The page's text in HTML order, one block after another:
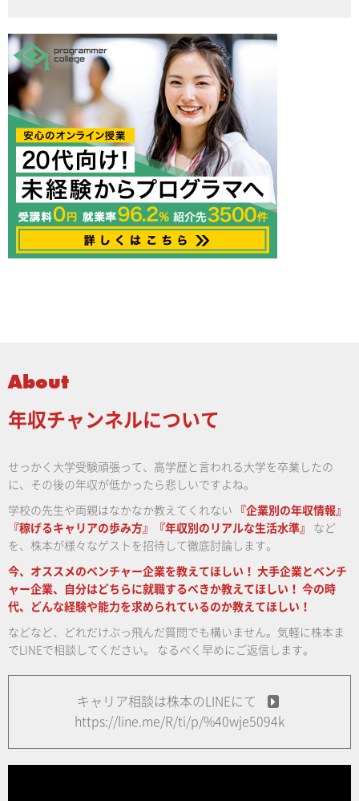
About
年収チャンネルについて
せっかく大学受験頑張って、高学歴と言われる大学を卒業したの
に、その後の年収が低かったら悲しいですよね。
学校の先生や両親はなかなか教えてくれない
『企業別の年収情報』
『稼げるキャリアの歩み方』『年収別のリアルな生活水準』
など
を、株本が様々なゲストを招待して徹底討論します。
今、オススメのベンチャー企業を教えてほしい！ 大手企業とベンチ
ャー企業、自分はどちらに就職するべきか教えてほしい！ 今の時
代、どんな経験や能力を求められているのか教えてほしい！
などなど、どれだけぶっ飛んだ質問でも構いません。気軽に株本ま
でLINEで相談してください。
なるべく早めにご返信します。
キャリア相談は株本のLINEにて
https://line.me/R/ti/p/%40wje5094k